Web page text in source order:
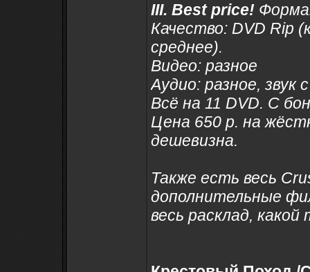
III. Best price!
Качество: DVD Rip
среднее).
Видео: разное
Аудио: разное, звук
Всё на 11 DVD. С
Цена 650 р. на
дешевизна.
Также есть весь
дополнительные
весь расклад,